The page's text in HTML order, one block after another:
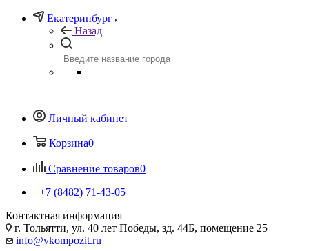
Екатеринбург
Назад
Личный кабинет
Корзина0
Сравнение товаров0
+7 (8482) 71-43-05
Контактная информация
г. Тольятти, ул. 40 лет Победы, зд. 44Б, помещение 25
info@vkompozit.ru